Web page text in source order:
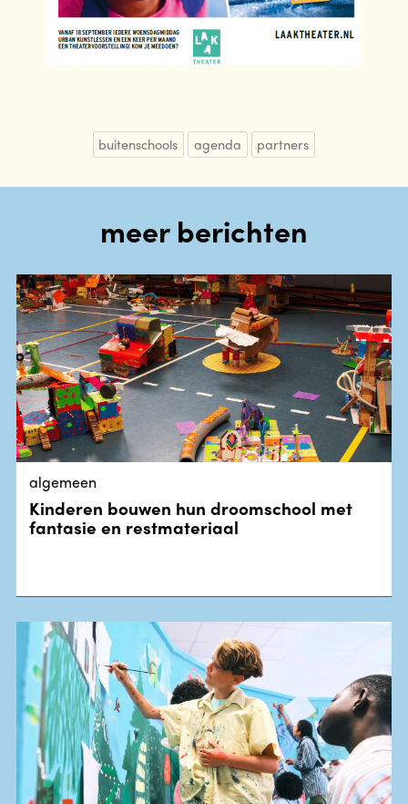
buitenschools agenda partners
meer berichten
algemeen
Kinderen bouwen hun droomschool met
fantasie en restmateriaal